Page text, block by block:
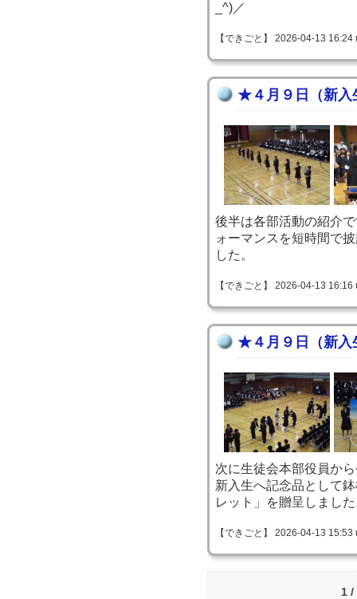
_^)／
【できごと】 2026-04-13
★４月９日（新入
後半は各部活動の紹介
ォーマンスを短時間で
した。
【できごと】 2026-04-13
★４月９日（新入
次に生徒会本部役員か
新入生へ記念品として
レット」を贈呈しまし
【できごと】 2026-04-13
1 /